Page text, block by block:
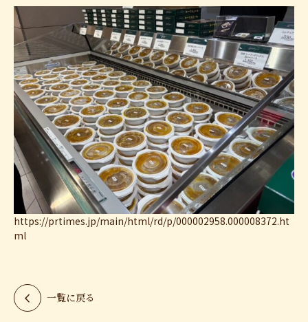
https://prtimes.jp/main/html/rd/p/000002958.000008372.ht
ml
chevron_left 一覧に戻る